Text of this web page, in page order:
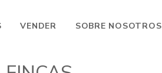
VENDER SOBRE NOSOTROS